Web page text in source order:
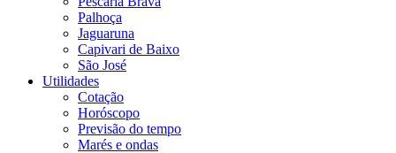
Palhoça
Jaguaruna
Capivari de Baixo
São José
Utilidades
Cotação
Horóscopo
Previsão do tempo
Marés e ondas